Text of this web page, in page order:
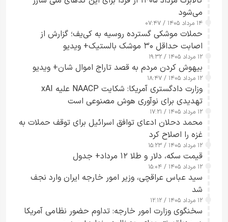
می‌شود
۱۴ مرداد ۱۴۰۵ / ۰۷:۴۷
حملات موشکی گسترده روسیه به کی‌یف؛ گزارش از
اصابت حداقل ۳۰ موشک بالستیک+ ویدیو
۱۲ مرداد ۱۴۰۵ / ۱۹:۳۲
بیهوش کردن مردم به قصد تاراج اموال شان+ ویدیو
۱۲ مرداد ۱۴۰۵ / ۱۸:۴۷
وزارت دادگستری آمریکا: شکایت NAACP علیه xAI
تهدیدی برای نوآوری هوش مصنوعی است
۱۲ مرداد ۱۴۰۵ / ۱۷:۲۱
محمد دحلان ادعای توافق اسرائیل برای توقف حملات به
غزه را اصلاح کرد
۱۲ مرداد ۱۴۰۵ / ۱۵:۲۳
قیمت سکه، دلار و طلا ۱۲ مرداد+ جدول
۱۲ مرداد ۱۴۰۵ / ۱۵:۰۴
سید عباس عراقچی، وزیر امور خارجه ایران وارد نجف
شد
۱۲ مرداد ۱۴۰۵ / ۱۲:۱۲
سخنگوی وزارت امور خارجه: تداوم حضور نظامی آمریکا